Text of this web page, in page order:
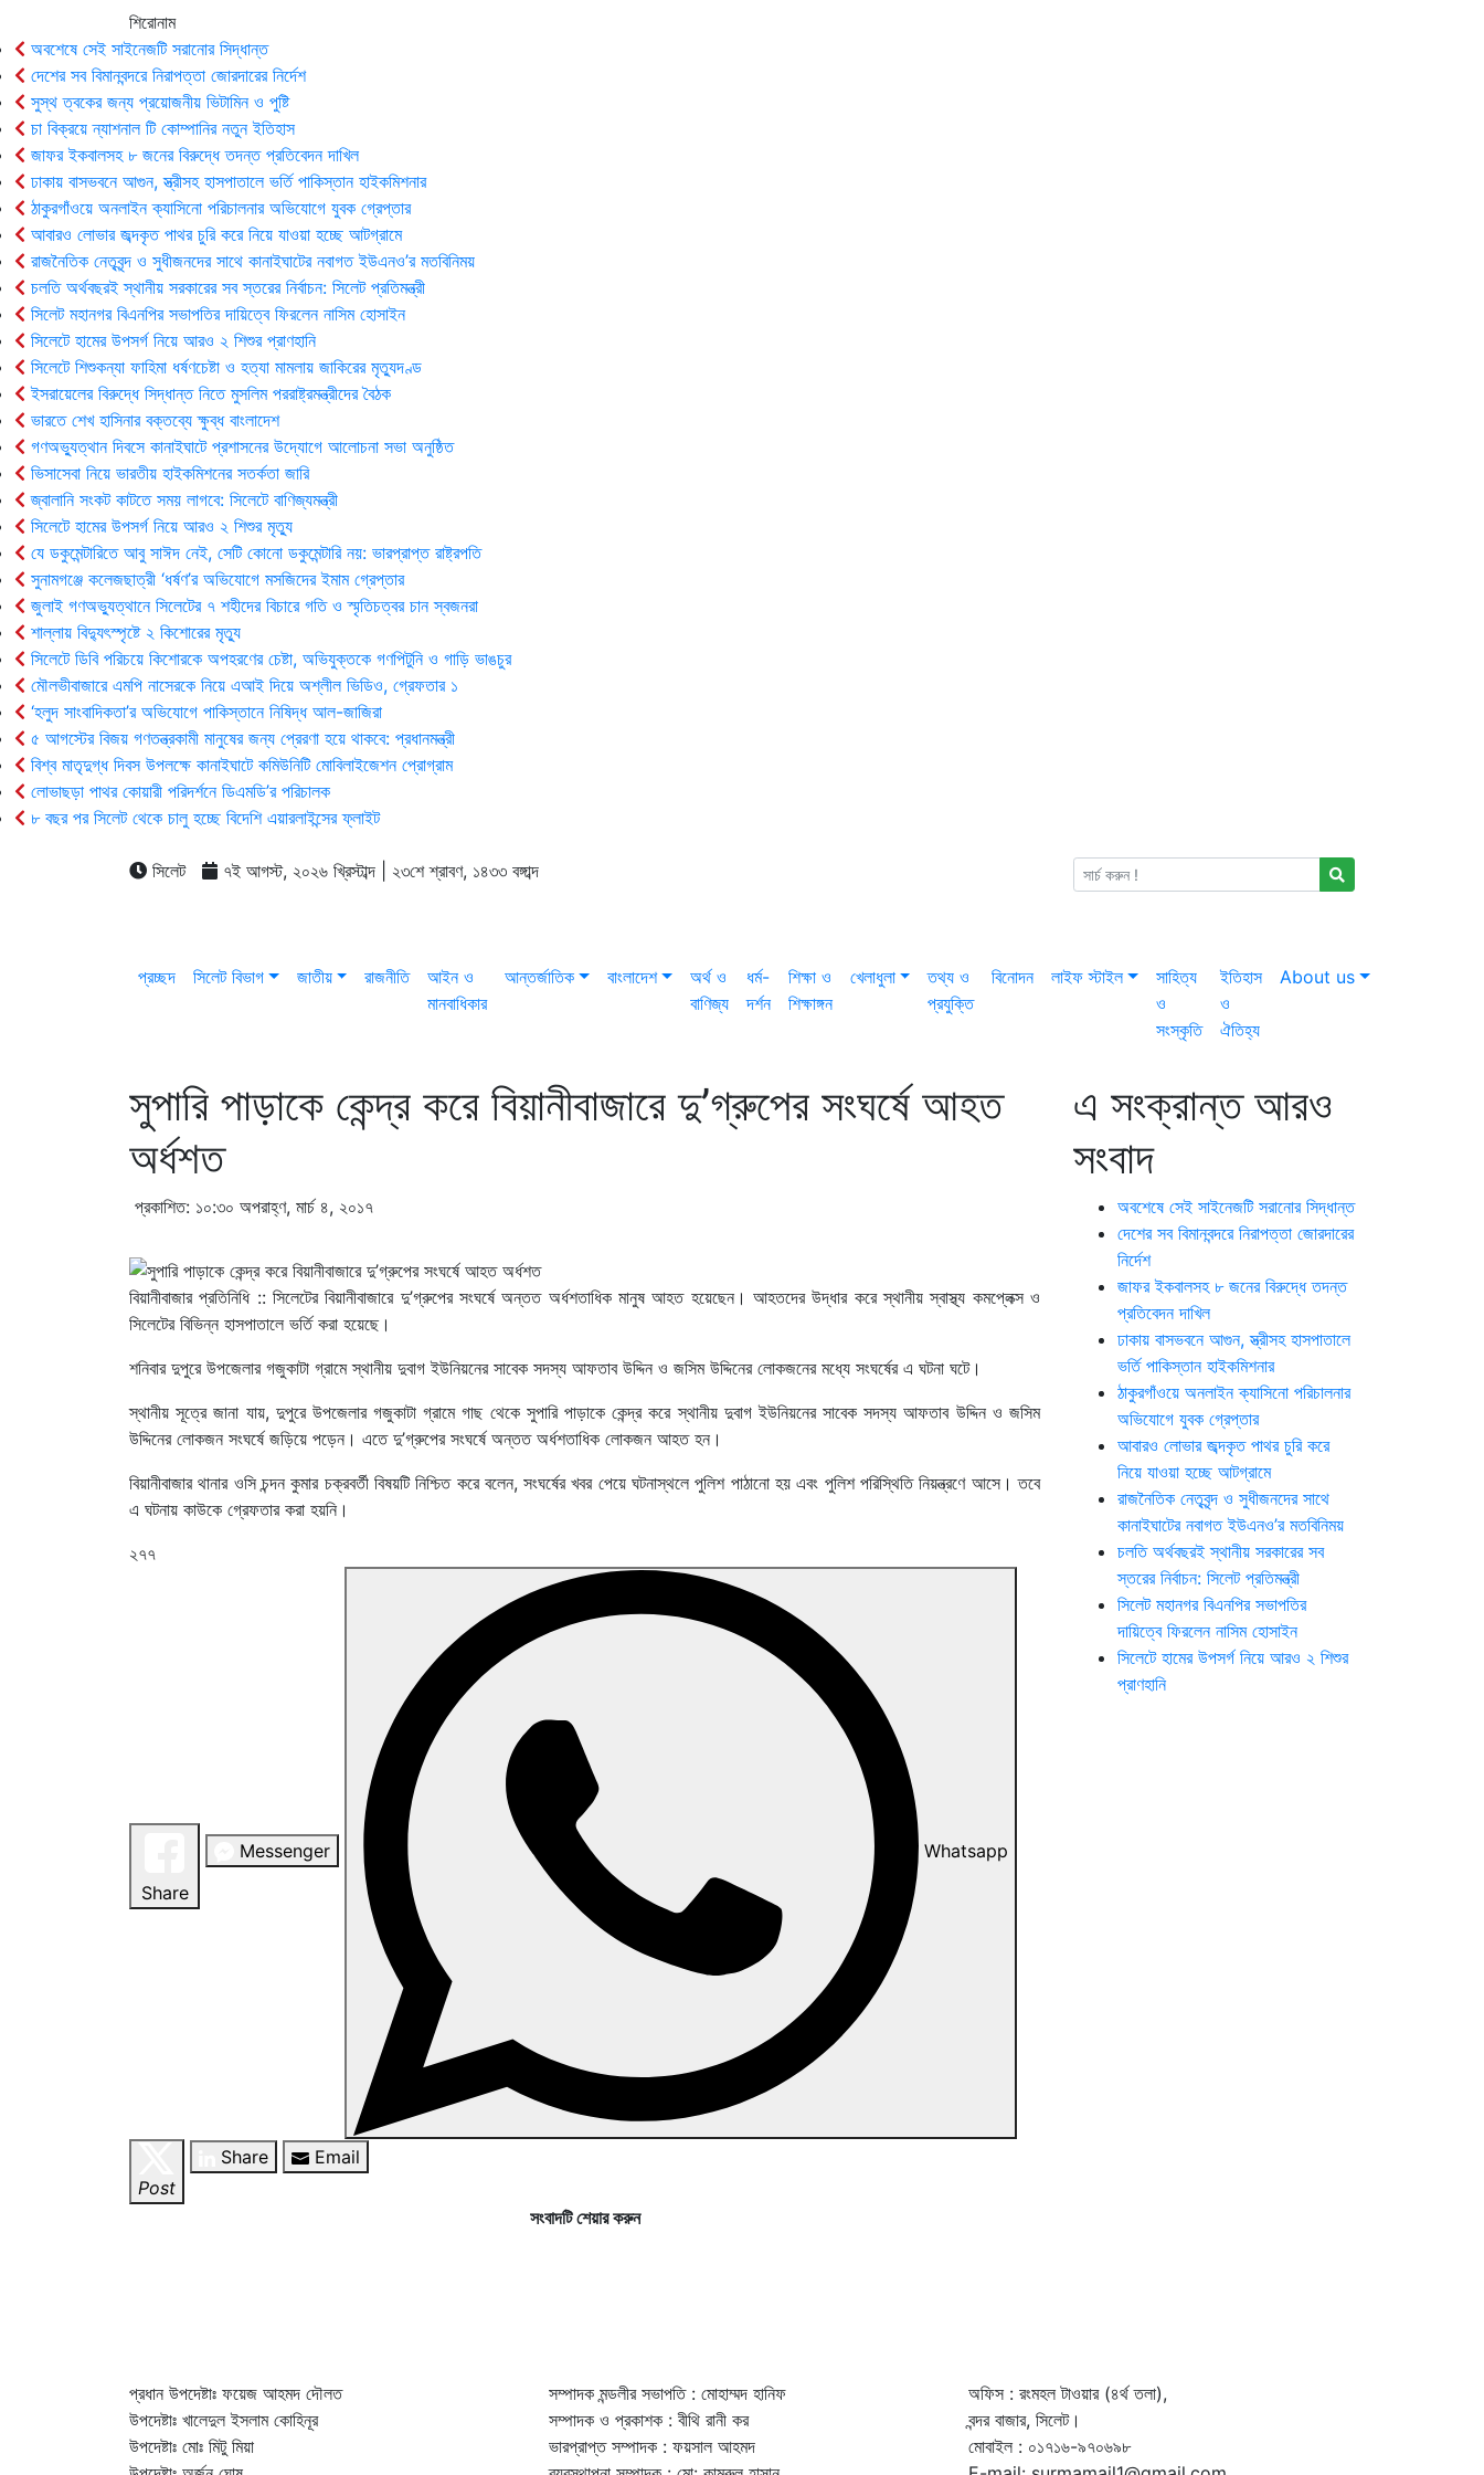
শিরোনাম
অবশেষে সেই সাইনেজটি সরানোর সিদ্ধান্ত
দেশের সব বিমানবন্দরে নিরাপত্তা জোরদারের নির্দেশ
সুস্থ ত্বকের জন্য প্রয়োজনীয় ভিটামিন ও পুষ্টি
চা বিক্রয়ে ন্যাশনাল টি কোম্পানির নতুন ইতিহাস
জাফর ইকবালসহ ৮ জনের বিরুদ্ধে তদন্ত প্রতিবেদন দাখিল
ঢাকায় বাসভবনে আগুন, স্ত্রীসহ হাসপাতালে ভর্তি পাকিস্তান হাইকমিশনার
ঠাকুরগাঁওয়ে অনলাইন ক্যাসিনো পরিচালনার অভিযোগে যুবক গ্রেপ্তার
আবারও লোভার জব্দকৃত পাথর চুরি করে নিয়ে যাওয়া হচ্ছে আটগ্রামে
রাজনৈতিক নেতৃবৃন্দ ও সুধীজনদের সাথে কানাইঘাটের নবাগত ইউএনও’র মতবিনিময়
চলতি অর্থবছরই স্থানীয় সরকারের সব স্তরের নির্বাচন: সিলেট প্রতিমন্ত্রী
সিলেট মহানগর বিএনপির সভাপতির দায়িত্বে ফিরলেন নাসিম হোসাইন
সিলেটে হামের উপসর্গ নিয়ে আরও ২ শিশুর প্রাণহানি
সিলেটে শিশুকন্যা ফাহিমা ধর্ষণচেষ্টা ও হত্যা মামলায় জাকিরের মৃত্যুদণ্ড
ইসরায়েলের বিরুদ্ধে সিদ্ধান্ত নিতে মুসলিম পররাষ্ট্রমন্ত্রীদের বৈঠক
ভারতে শেখ হাসিনার বক্তব্যে ক্ষুব্ধ বাংলাদেশ
গণঅভ্যুত্থান দিবসে কানাইঘাটে প্রশাসনের উদ্যোগে আলোচনা সভা অনুষ্ঠিত
ভিসাসেবা নিয়ে ভারতীয় হাইকমিশনের সতর্কতা জারি
জ্বালানি সংকট কাটতে সময় লাগবে: সিলেটে বাণিজ্যমন্ত্রী
সিলেটে হামের উপসর্গ নিয়ে আরও ২ শিশুর মৃত্যু
যে ডকুমেন্টারিতে আবু সাঈদ নেই, সেটি কোনো ডকুমেন্টারি নয়: ভারপ্রাপ্ত রাষ্ট্রপতি
সুনামগঞ্জে কলেজছাত্রী ‘ধর্ষণ’র অভিযোগে মসজিদের ইমাম গ্রেপ্তার
জুলাই গণঅভ্যুত্থানে সিলেটের ৭ শহীদের বিচারে গতি ও স্মৃতিচত্বর চান স্বজনরা
শাল্লায় বিদ্যুৎস্পৃষ্টে ২ কিশোরের মৃত্যু
সিলেটে ডিবি পরিচয়ে কিশোরকে অপহরণের চেষ্টা, অভিযুক্তকে গণপিটুনি ও গাড়ি ভাঙচুর
মৌলভীবাজারে এমপি নাসেরকে নিয়ে এআই দিয়ে অশ্লীল ভিডিও, গ্রেফতার ১
‘হলুদ সাংবাদিকতা’র অভিযোগে পাকিস্তানে নিষিদ্ধ আল-জাজিরা
৫ আগস্টের বিজয় গণতন্ত্রকামী মানুষের জন্য প্রেরণা হয়ে থাকবে: প্রধানমন্ত্রী
বিশ্ব মাতৃদুগ্ধ দিবস উপলক্ষে কানাইঘাটে কমিউনিটি মোবিলাইজেশন প্রোগ্রাম
লোভাছড়া পাথর কোয়ারী পরিদর্শনে ডিএমডি’র পরিচালক
৮ বছর পর সিলেট থেকে চালু হচ্ছে বিদেশি এয়ারলাইন্সের ফ্লাইট
সিলেট ৭ই আগস্ট, ২০২৬ খ্রিস্টাব্দ | ২৩শে শ্রাবণ, ১৪৩৩ বঙ্গাব্দ
প্রচ্ছদ সিলেট বিভাগ জাতীয় রাজনীতি
আইন ও
মানবাধিকার
আন্তর্জাতিক বাংলাদেশ
অর্থ ও
বাণিজ্য
ধর্ম-
দর্শন
শিক্ষা ও
শিক্ষাঙ্গন
খেলাধুলা
তথ্য ও
প্রযুক্তি
বিনোদন লাইফ স্টাইল
সাহিত্য
ও
সংস্কৃতি
ইতিহাস
ও
ঐতিহ্য
About us
সুপারি পাড়াকে কেন্দ্র করে বিয়ানীবাজারে দু’গ্রুপের সংঘর্ষে আহত
অর্ধশত‍
প্রকাশিত: ১০:৩০ অপরাহ্ণ, মার্চ ৪, ২০১৭
বিয়ানীবাজার প্রতিনিধি :: সিলেটের বিয়ানীবাজারে দু’গ্রুপের সংঘর্ষে অন্তত অর্ধশতাধিক মানুষ আহত হয়েছেন। আহতদের উদ্ধার করে স্থানীয় স্বাস্থ্য কমপ্লেক্স ও
সিলেটের বিভিন্ন হাসপাতালে ভর্তি করা হয়েছে।
শনিবার দুপুরে উপজেলার গজুকাটা গ্রামে স্থানীয় দুবাগ ইউনিয়নের সাবেক সদস্য আফতাব উদ্দিন ও জসিম উদ্দিনের লোকজনের মধ্যে সংঘর্ষের এ ঘটনা ঘটে।
স্থানীয় সূত্রে জানা যায়, দুপুরে উপজেলার গজুকাটা গ্রামে গাছ থেকে সুপারি পাড়াকে কেন্দ্র করে স্থানীয় দুবাগ ইউনিয়নের সাবেক সদস্য আফতাব উদ্দিন ও জসিম
উদ্দিনের লোকজন সংঘর্ষে জড়িয়ে পড়েন। এতে দু’গ্রুপের সংঘর্ষে অন্তত অর্ধশতাধিক লোকজন আহত হন।
বিয়ানীবাজার থানার ওসি চন্দন কুমার চক্রবর্তী বিষয়টি নিশ্চিত করে বলেন, সংঘর্ষের খবর পেয়ে ঘটনাস্থলে পুলিশ পাঠানো হয় এবং পুলিশ পরিস্থিতি নিয়ন্ত্রণে আসে। তবে
এ ঘটনায় কাউকে গ্রেফতার করা হয়নি।
২৭৭
Share
Messenger Whatsapp
Post
Share Email
সংবাদটি শেয়ার করুন
এ সংক্রান্ত আরও
সংবাদ
অবশেষে সেই সাইনেজটি সরানোর সিদ্ধান্ত
দেশের সব বিমানবন্দরে নিরাপত্তা জোরদারের
নির্দেশ
জাফর ইকবালসহ ৮ জনের বিরুদ্ধে তদন্ত
প্রতিবেদন দাখিল
ঢাকায় বাসভবনে আগুন, স্ত্রীসহ হাসপাতালে
ভর্তি পাকিস্তান হাইকমিশনার
ঠাকুরগাঁওয়ে অনলাইন ক্যাসিনো পরিচালনার
অভিযোগে যুবক গ্রেপ্তার
আবারও লোভার জব্দকৃত পাথর চুরি করে
নিয়ে যাওয়া হচ্ছে আটগ্রামে
রাজনৈতিক নেতৃবৃন্দ ও সুধীজনদের সাথে
কানাইঘাটের নবাগত ইউএনও’র মতবিনিময়
চলতি অর্থবছরই স্থানীয় সরকারের সব
স্তরের নির্বাচন: সিলেট প্রতিমন্ত্রী
সিলেট মহানগর বিএনপির সভাপতির
দায়িত্বে ফিরলেন নাসিম হোসাইন
সিলেটে হামের উপসর্গ নিয়ে আরও ২ শিশুর
প্রাণহানি
প্রধান উপদেষ্টাঃ ফয়েজ আহমদ দৌলত
উপদেষ্টাঃ খালেদুল ইসলাম কোহিনূর
উপদেষ্টাঃ মোঃ মিটু মিয়া
সম্পাদক মন্ডলীর সভাপতি : মোহাম্মদ হানিফ
সম্পাদক ও প্রকাশক : বীথি রানী কর
ভারপ্রাপ্ত সম্পাদক : ফয়সাল আহমদ
অফিস : রংমহল টাওয়ার (৪র্থ তলা),
বন্দর বাজার, সিলেট।
মোবাইল : ০১৭১৬-৯৭০৬৯৮